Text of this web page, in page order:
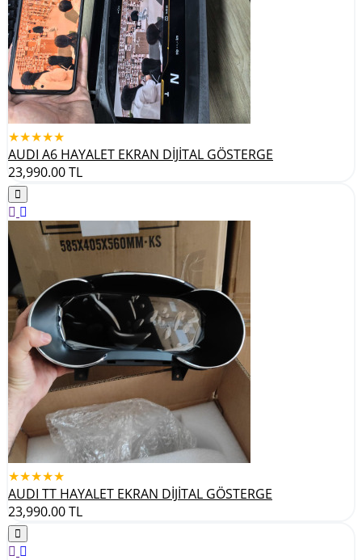
★★★★★
AUDI A6 HAYALET EKRAN DİJİTAL GÖSTERGE
23,990.00TL
★★★★★
AUDI TT HAYALET EKRAN DİJİTAL GÖSTERGE
23,990.00TL